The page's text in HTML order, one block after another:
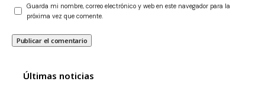
Guarda mi nombre, correo electrónico y web en este navegador para la
próxima vez que comente.
Últimas noticias